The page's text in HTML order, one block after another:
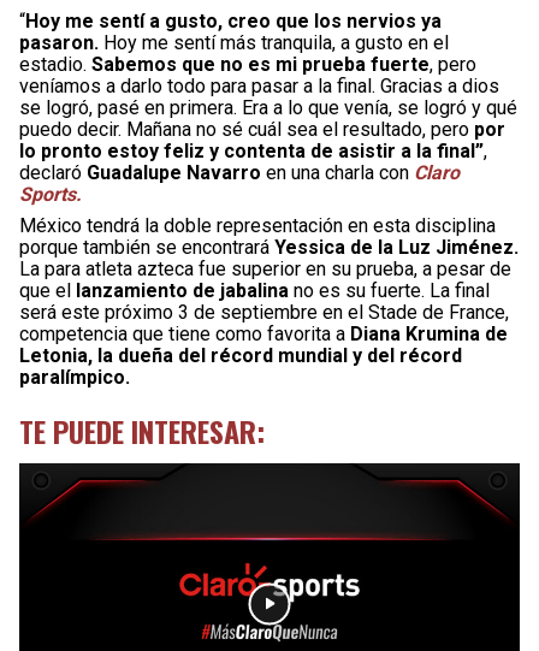
“Hoy me sentí a gusto, creo que los nervios ya
pasaron. Hoy me sentí más tranquila, a gusto en el
estadio. Sabemos que no es mi prueba fuerte, pero
veníamos a darlo todo para pasar a la final. Gracias a dios
se logró, pasé en primera. Era a lo que venía, se logró y qué
puedo decir. Mañana no sé cuál sea el resultado, pero por
lo pronto estoy feliz y contenta de asistir a la final”,
declaró Guadalupe Navarro en una charla con Claro
Sports.
México tendrá la doble representación en esta disciplina
porque también se encontrará Yessica de la Luz Jiménez.
La para atleta azteca fue superior en su prueba, a pesar de
que el lanzamiento de jabalina no es su fuerte. La final
será este próximo 3 de septiembre en el Stade de France,
competencia que tiene como favorita a Diana Krumina de
Letonia, la dueña del récord mundial y del récord
paralímpico.
TE PUEDE INTERESAR: